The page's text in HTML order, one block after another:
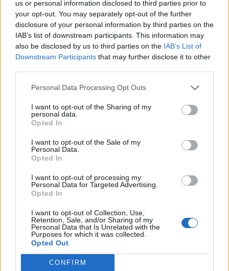
us or personal information disclosed to third parties prior to
your opt-out. You may separately opt-out of the further
disclosure of your personal information by third parties on the
IAB’s list of downstream participants. This information may
also be disclosed by us to third parties on the IAB’s List of
Downstream Participants that may further disclose it to other
Personal Data Processing Opt Outs
I want to opt-out of the Sharing of my
personal data.
Opted In
I want to opt-out of the Sale of my
Personal Data.
Opted In
I want to opt-out of processing my
Personal Data for Targeted Advertising.
Opted In
I want to opt-out of Collection, Use,
Retention, Sale, and/or Sharing of my
Personal Data that Is Unrelated with the
Purposes for which it was collected.
Opted Out
CONFIRM
jo nervozē un netiek galā ar kādu situāciju, kas
izraisa stresu. Reizēm šādu bērnu rīcību apkaro,
liekot lietā lakas, ziedes vai cimdus. Tādi līdzekļi
neārstē pašu problēmu. Ja bērns ir ļoti emocionāls,
viņam būs ārkārtīgi grūti atturēties no nagu
graušanas, un tas tikai padziļinās slimību. Sākumā
vecākiem pašiem jācenšas izprast un pārrunāt ar
bērnu, kas ir noticis pēdējā laikā. Varbūt mazo
satraucis vai izbiedējis televīzijā redzētais, varbūt
arī bērnudārzā bijis kāds konflikts. Lai iedrošinātu
bērnu uz atklātību, vecāki var atzīties, ka arī paši
bērnībā reiz grauzuši nagus, jo viņus kaut kas
satraucis, un arī pastāstīt, ka pēc tam viss
bieži vainojamas ir problēmas pašā ģimenē — nav
stabilitātes vecāku attiecībās, viņi konfliktē bērna
klātbūtnē, nav pietiekami daudz runāts par to, ka
būs ģimenes pieaugums, vai arī runāts, nepastāstot